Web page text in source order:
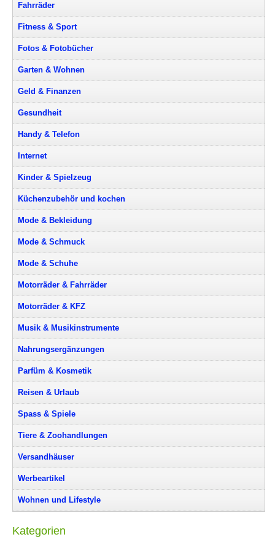
Fahrräder
Fitness & Sport
Fotos & Fotobücher
Garten & Wohnen
Geld & Finanzen
Gesundheit
Handy & Telefon
Internet
Kinder & Spielzeug
Küchenzubehör und kochen
Mode & Bekleidung
Mode & Schmuck
Mode & Schuhe
Motorräder & Fahrräder
Motorräder & KFZ
Musik & Musikinstrumente
Nahrungsergänzungen
Parfüm & Kosmetik
Reisen & Urlaub
Spass & Spiele
Tiere & Zoohandlungen
Versandhäuser
Werbeartikel
Wohnen und Lifestyle
Kategorien